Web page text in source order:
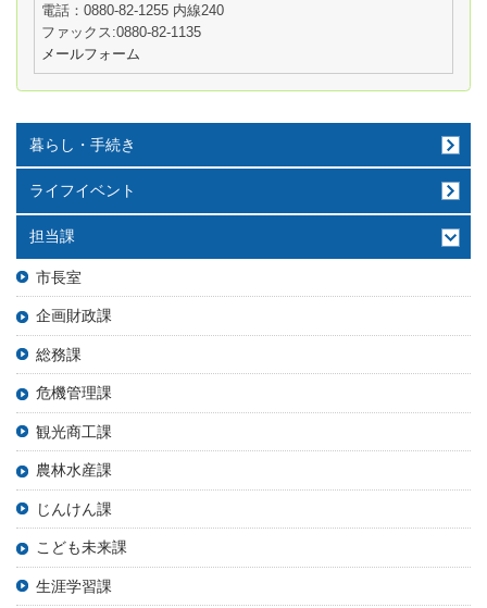
電話：0880-82-1255 内線240
ファックス:0880-82-1135
メールフォーム
暮らし・手続き
ライフイベント
担当課
市長室
企画財政課
総務課
危機管理課
観光商工課
農林水産課
じんけん課
こども未来課
生涯学習課